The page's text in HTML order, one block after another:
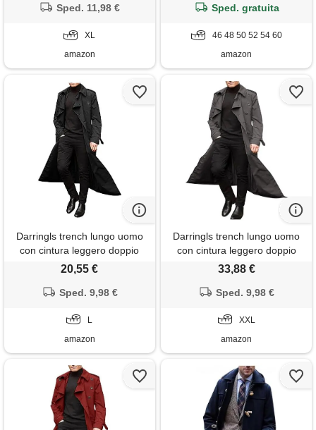
giacca a vento outwear
lungo doppio petto, 0a-verde,
xl
Sped. 11,98 €
XL
amazon
Sped. gratuita
46 48 50 52 54 60
amazon
Darringls trench lungo uomo
con cintura leggero doppio
petto trench trench cappotto
allentata slim fit trench uomo
trench, nero , l
20,55 €
Sped. 9,98 €
L
amazon
Darringls trench lungo uomo
con cintura leggero doppio
petto trench coat slim fit
cintura giacca allentata uomo
lungo, 03 grigio scuro. , xxl
33,88 €
Sped. 9,98 €
XXL
amazon